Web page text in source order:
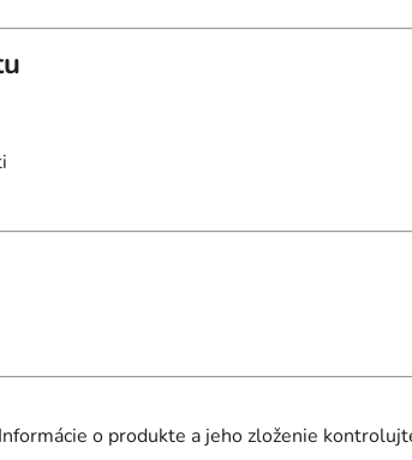
nformácie o produkte a jeho zloženie